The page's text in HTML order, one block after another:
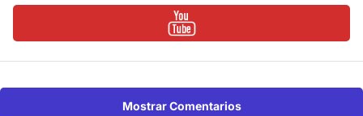
Mostrar Comentarios